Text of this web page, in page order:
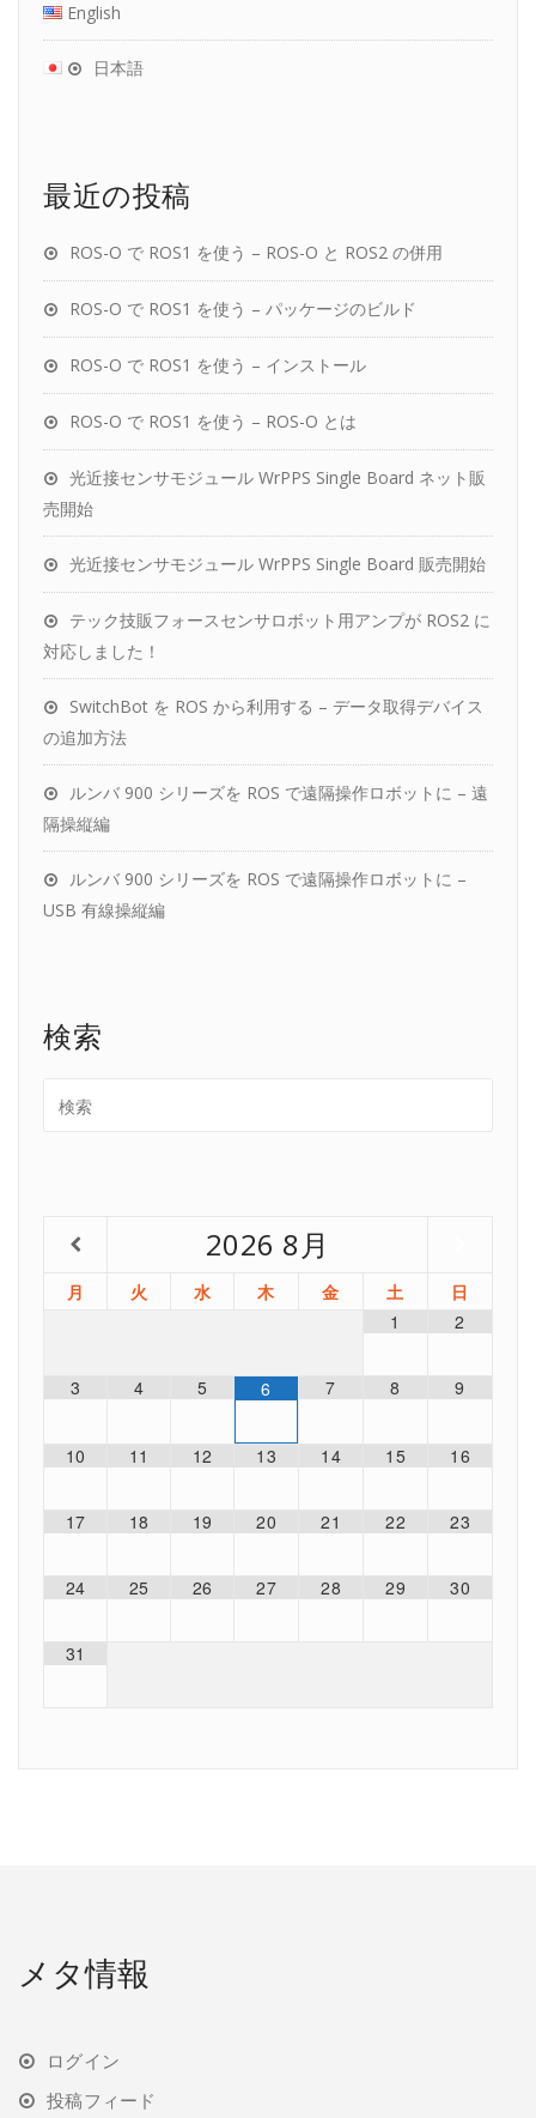
English
日本語
最近の投稿
ROS-O で ROS1 を使う – ROS-O と ROS2 の併用
ROS-O で ROS1 を使う – パッケージのビルド
ROS-O で ROS1 を使う – インストール
ROS-O で ROS1 を使う – ROS-O とは
光近接センサモジュール WrPPS Single Board ネット販
売開始
光近接センサモジュール WrPPS Single Board 販売開始
テック技販フォースセンサロボット用アンプが ROS2 に
対応しました！
SwitchBot を ROS から利用する – データ取得デバイス
の追加方法
ルンバ 900 シリーズを ROS で遠隔操作ロボットに – 遠
隔操縦編
ルンバ 900 シリーズを ROS で遠隔操作ロボットに –
USB 有線操縦編
検索
2026 8月
月 火 水 木 金 土
日
1
2
3 4 5 6 7 8 9
10 11 12 13 14 15 16
17 18 19 20 21 22 23
24 25 26 27 28 29 30
31
メタ情報
ログイン
投稿フィード